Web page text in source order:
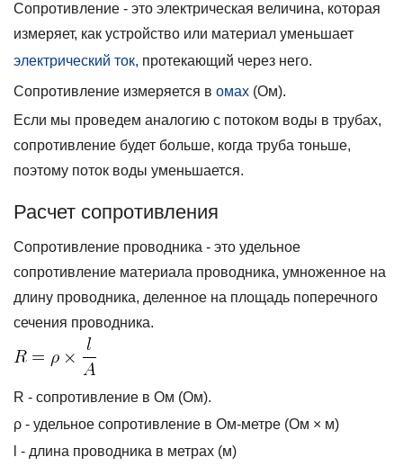
Сопротивление - это электрическая величина, которая
измеряет, как устройство или материал уменьшает
электрический ток, протекающий через него.
Сопротивление измеряется в омах (Ом).
Если мы проведем аналогию с потоком воды в трубах,
сопротивление будет больше, когда труба тоньше,
поэтому поток воды уменьшается.
Расчет сопротивления
Сопротивление проводника - это удельное
сопротивление материала проводника, умноженное на
длину проводника, деленное на площадь поперечного
сечения проводника.
R - сопротивление в Ом (Ом).
ρ - удельное сопротивление в Ом-метре (Ом × м)
l - длина проводника в метрах (м)